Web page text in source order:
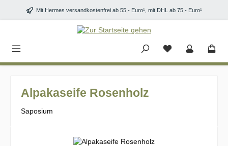
Zum Hauptinhalt springen
Mit Hermes versandkostenfrei ab 55,- Euro¹, mit DHL ab 75,- Euro¹
Alpakaseife Rosenholz
Saposium
Bildergalerie überspringen